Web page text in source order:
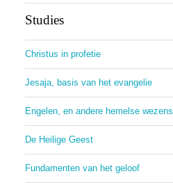
Studies
Christus in profetie
Jesaja, basis van het evangelie
Engelen, en andere hemelse wezens
De Heilige Geest
Fundamenten van het geloof